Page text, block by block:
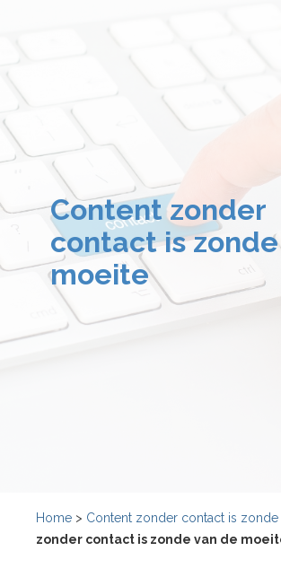
Content zonder
contact is zonde
moeite
Home > Content zonder contact is
zonder contact is zonde van de